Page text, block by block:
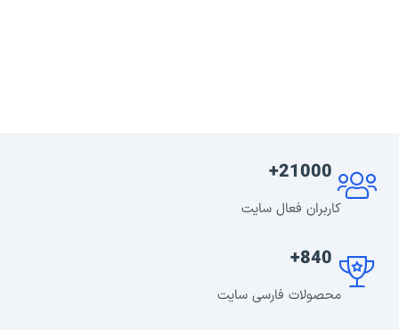
21000+
کاربران فعال سایت
840+
محصولات فارسی سایت